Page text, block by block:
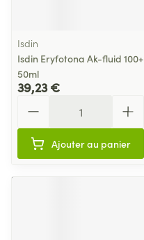
Isdin
Isdin Eryfotona Ak-fluid 100+
50ml
39,23 €
Ajouter au panier